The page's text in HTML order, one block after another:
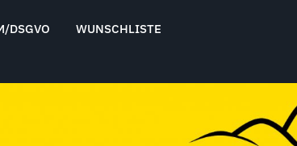
DSGVO WUNSCHLISTE